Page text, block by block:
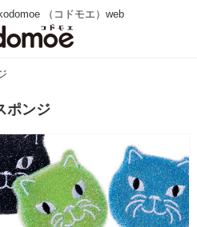
（コドモエ）web
ポンジ